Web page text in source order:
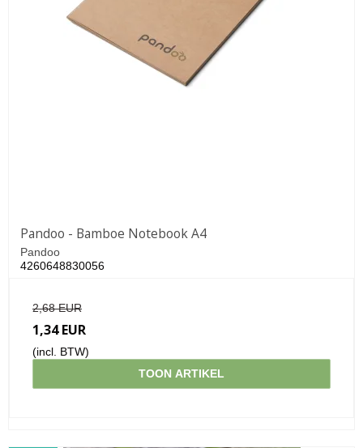
Pandoo - Bamboe Notebook A4
Pandoo
4260648830056
2,68 EUR
1,34 EUR
(incl. BTW)
TOON ARTIKEL